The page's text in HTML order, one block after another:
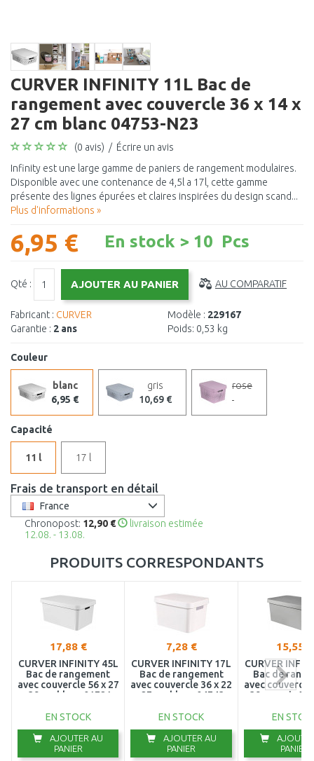
CURVER INFINITY 11L Bac de
rangement avec couvercle 36 x 14 x
27 cm blanc 04753-N23
(0 avis) / Écrire un avis
Infinity est une large gamme de paniers de rangement modulaires.
Disponible avec une contenance de 4,5l a 17l, cette gamme
présente des lignes épurées et claires inspirées du design scand...
Plus d'informations »
6,95 € En stock > 10 Pcs
Qté : AU COMPARATIF
Fabricant : CURVER
Garantie : 2 ans
Modèle : 229167
Poids: 0,53 kg
Couleur
blanc
6,95 €
gris
10,69 €
rose
Capacité
11 l 17 l
Frais de transport en détail
France
Chronopost: 12,90 €
livraison estimée
12.08. - 13.08.
PRODUITS CORRESPONDANTS
17,88 €
CURVER INFINITY 45L
Bac de rangement
avec couvercle 56 x 27
x 39 cm blanc 01721-
EN STOCK
AJOUTER AU
PANIER
7,28 €
CURVER INFINITY 17L
Bac de rangement
avec couvercle 36 x 22
x 27 cm blanc 04743-
EN STOCK
AJOUTER AU
PANIER
15,55 €
CURVER
Bac de
avec couvercle
x 39 cm gris
EN
PANIER